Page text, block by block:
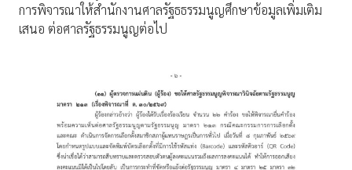
การพิจารณาให้สำนักงานศาลรัฐธธรรมนูญศึกษาข้อมูลเพิ่มเติม
เสนอ ต่อศาลรัฐธรรมนูญต่อไป